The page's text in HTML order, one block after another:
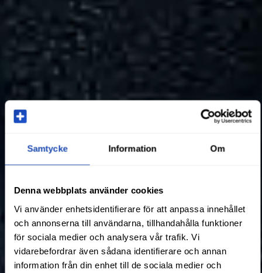
Samtycke Information Om
Denna webbplats använder cookies
Vi använder enhetsidentifierare för att anpassa innehållet
och annonserna till användarna, tillhandahålla funktioner
för sociala medier och analysera vår trafik. Vi
vidarebefordrar även sådana identifierare och annan
information från din enhet till de sociala medier och